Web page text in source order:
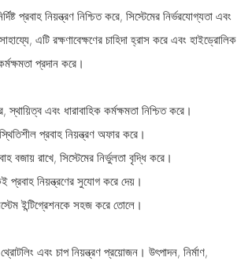
প্রবাহ নিয়ন্ত্রণ নিশ্চিত করে, সিস্টেমের নির্ভরযোগ্যতা এবং
এটি রক্ষণাবেক্ষণের চাহিদা হ্রাস করে এবং হাইড্রোলিক
প্রদান করে।
এবং ধারাবাহিক কর্মক্ষমতা নিশ্চিত করে।
প্রবাহ নিয়ন্ত্রণ অফার করে।
বজায় রাখে, সিস্টেমের নির্ভুলতা বৃদ্ধি করে।
প্রবাহ নিয়ন্ত্রণের সুযোগ করে দেয়।
ইন্টিগ্রেশনকে সহজ করে তোলে।
এবং চাপ নিয়ন্ত্রণ প্রয়োজন। উৎপাদন, নির্মাণ,